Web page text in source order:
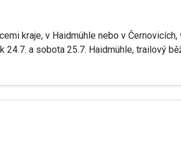
kraje, v Haidmühle nebo v
a sobota 25.7. Haidmühle, trailový